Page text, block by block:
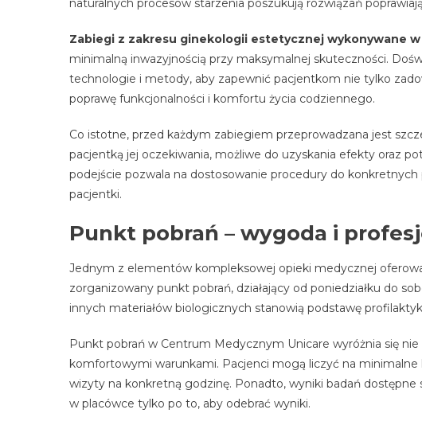
naturalnych procesów starzenia poszukują rozwiązań
Zabiegi z zakresu ginekologii estetycznej wykonywane
minimalną inwazyjnością przy maksymalnej skuteczności.
technologie i metody, aby zapewnić pacjentkom nie tylko
poprawę funkcjonalności i komfortu życia codziennego.
Co istotne, przed każdym zabiegiem przeprowadzana jest
pacjentką jej oczekiwania, możliwe do uzyskania efekty oraz
podejście pozwala na dostosowanie procedury do
pacjentki.
Punkt pobrań – wygoda i
Jednym z elementów kompleksowej opieki medycznej
zorganizowany punkt pobrań, działający od poniedziałku do
innych materiałów biologicznych stanowią podstawę
Punkt pobrań w Centrum Medycznym Unicare wyróżnia się
komfortowymi warunkami. Pacjenci mogą liczyć na
wizyty na konkretną godzinę. Ponadto, wyniki badań
w placówce tylko po to, aby odebrać wyniki.